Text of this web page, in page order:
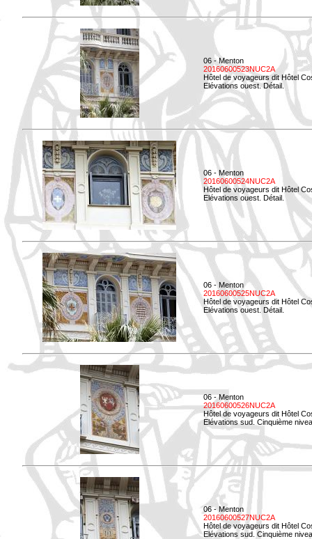
06 - Menton
20160600523NUC2A
Hôtel de voyageurs dit Hôtel
Elévations ouest. Détail.
06 - Menton
20160600524NUC2A
Hôtel de voyageurs dit Hôtel
Elévations ouest. Détail.
06 - Menton
20160600525NUC2A
Hôtel de voyageurs dit Hôtel
Elévations ouest. Détail.
06 - Menton
20160600526NUC2A
Hôtel de voyageurs dit Hôtel
Elévations sud. Cinquième
06 - Menton
20160600527NUC2A
Hôtel de voyageurs dit Hôtel
Elévations sud. Cinquième